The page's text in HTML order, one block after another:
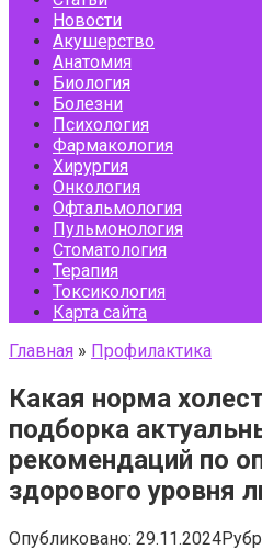
Новости
Акушерство
Анатомия
Биология
Болезни
Психология
Фармакология
Хирургия
Онкология
Офтальмология
Пульмонология
Стоматология
Терапия
Токсикология
Карта сайта
Главная » Профилактика
Какая норма
подборка
рекомендаций по
здорового уровня
Опубликовано: 29.11.2024